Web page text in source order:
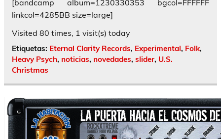
[bandcamp album=1230330353 bgcol=FFFFFF
linkcol=4285BB size=large]
Visited 80 times, 1 visit(s) today
Etiquetas: Eternal Clarity Records, Experimental, Folk,
Heavy Psych, noticias, novedades, slider, U.S.
Christmas